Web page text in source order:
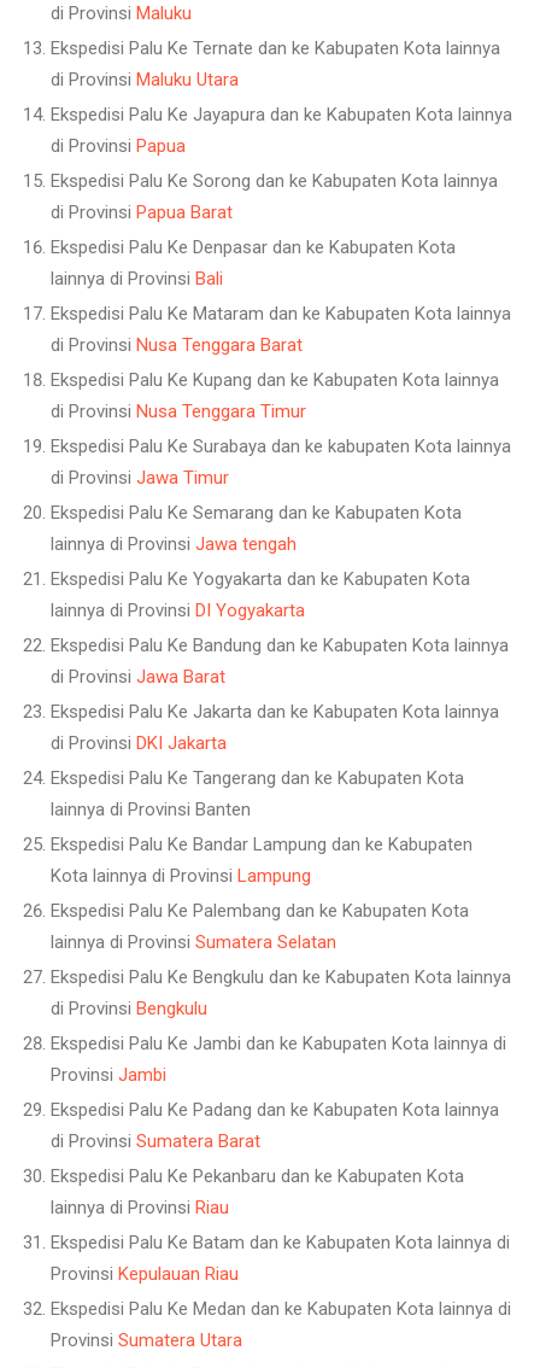
di ProvinsiMaluku
Ekspedisi Palu Ke Ternate dan ke Kabupaten Kota lainnya
di ProvinsiMaluku Utara
Ekspedisi Palu Ke Jayapura dan ke Kabupaten Kota lainnya
di ProvinsiPapua
Ekspedisi Palu Ke Sorong dan ke Kabupaten Kota lainnya
di ProvinsiPapua Barat
Ekspedisi Palu Ke Denpasar dan ke Kabupaten Kota
lainnya di ProvinsiBali
Ekspedisi Palu Ke Mataram dan ke Kabupaten Kota lainnya
di ProvinsiNusa Tenggara Barat
Ekspedisi Palu Ke Kupang dan ke Kabupaten Kota lainnya
di ProvinsiNusa Tenggara Timur
Ekspedisi Palu Ke Surabaya dan ke kabupaten Kota lainnya
di ProvinsiJawa Timur
Ekspedisi Palu Ke Semarang dan ke Kabupaten Kota
lainnya di ProvinsiJawa tengah
Ekspedisi Palu Ke Yogyakarta dan ke Kabupaten Kota
lainnya di ProvinsiDI Yogyakarta
Ekspedisi Palu Ke Bandung dan ke Kabupaten Kota lainnya
di ProvinsiJawa Barat
Ekspedisi Palu Ke Jakarta dan ke Kabupaten Kota lainnya
di ProvinsiDKI Jakarta
Ekspedisi Palu Ke Tangerang dan ke Kabupaten Kota
lainnya di Provinsi Banten
Ekspedisi Palu Ke Bandar Lampung dan ke Kabupaten
Kota lainnya di ProvinsiLampung
Ekspedisi Palu Ke Palembang dan ke Kabupaten Kota
lainnya di ProvinsiSumatera Selatan
Ekspedisi Palu Ke Bengkulu dan ke Kabupaten Kota lainnya
di ProvinsiBengkulu
Ekspedisi Palu Ke Jambi dan ke Kabupaten Kota lainnya di
ProvinsiJambi
Ekspedisi Palu Ke Padang dan ke Kabupaten Kota lainnya
di ProvinsiSumatera Barat
Ekspedisi Palu Ke Pekanbaru dan ke Kabupaten Kota
lainnya di ProvinsiRiau
Ekspedisi Palu Ke Batam dan ke Kabupaten Kota lainnya di
ProvinsiKepulauan Riau
Ekspedisi Palu Ke Medan dan ke Kabupaten Kota lainnya di
ProvinsiSumatera Utara